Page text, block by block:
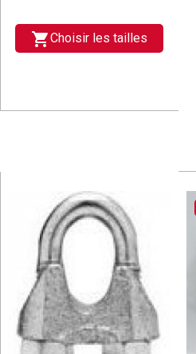
shopping_cartChoisir les tailles